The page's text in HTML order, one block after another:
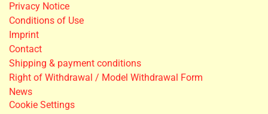
Privacy Notice
Conditions of Use
Imprint
Contact
Shipping & payment conditions
Right of Withdrawal / Model Withdrawal Form
News
Cookie Settings